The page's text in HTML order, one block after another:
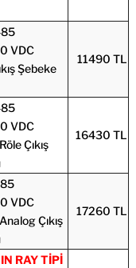
VDC
Şebeke
11490 TL
VDC
Çıkış
16430 TL
VDC
Çıkış
17260 TL
RAY TİPİ